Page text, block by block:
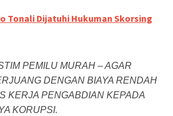
Tonali Dijatuhi Hukuman Skorsing
PEMILU MURAH – AGAR
DENGAN BIAYA RENDAH
KERJA PENGABDIAN KEPADA
KORUPSI.